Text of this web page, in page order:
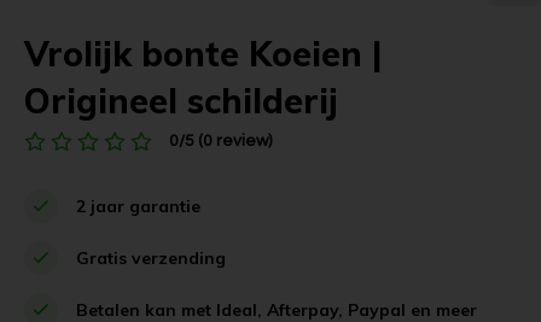
Vrolijk bonte Koeien |
Origineel schilderij
0/5 (0 review)
2 jaar garantie
Gratis verzending
Betalen kan met Ideal, Afterpay, Paypal en meer